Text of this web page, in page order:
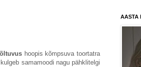
hoopis kõmpsuva toortatra
samamoodi nagu pähklitelgi
AASTA